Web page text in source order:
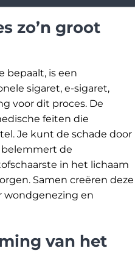
zo’n groot
bepaalt, is een
sigaret, e-sigaret,
voor dit proces. De
feiten die
Je kunt de schade door
belemmert de
in het lichaam
Samen creëren deze
wondgenezing en
van het